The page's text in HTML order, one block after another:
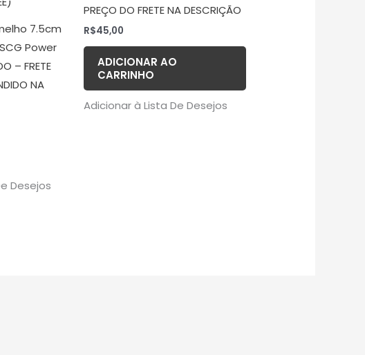
7.5cm
Power
– FRETE
NA
Desejos
PREÇO DO FRETE NA DESCRIÇÃO
R$45,00
ADICIONAR AO
CARRINHO
Adicionar à Lista De Desejos